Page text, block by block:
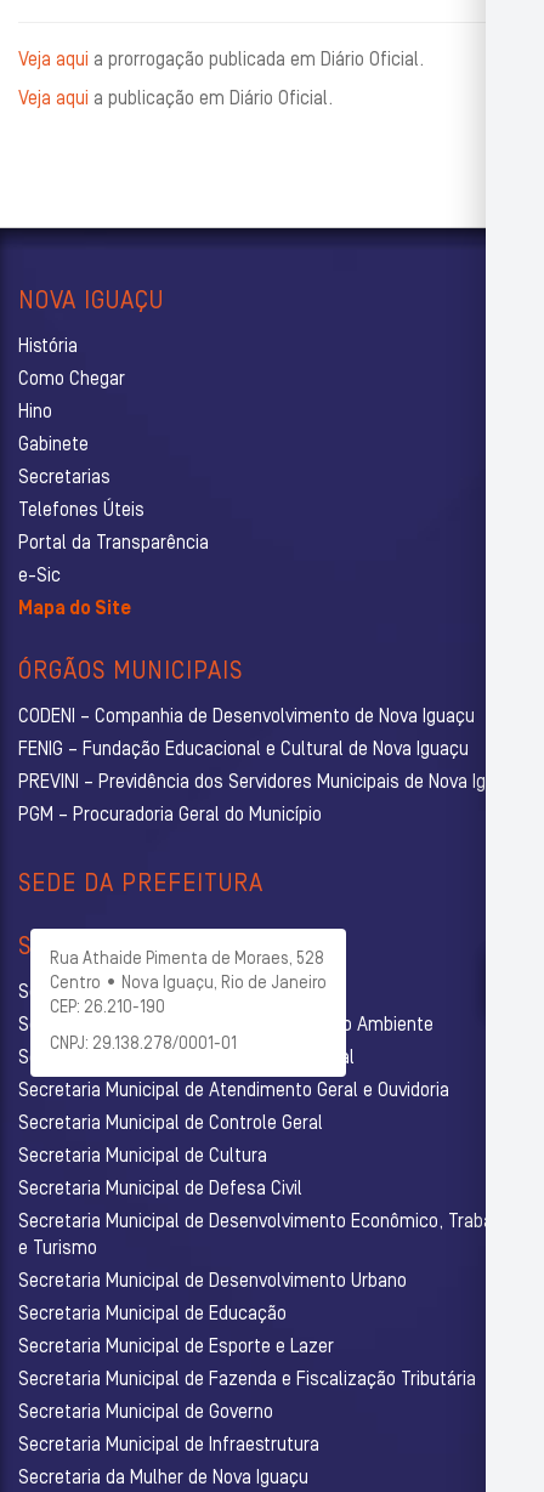
Veja aqui a prorrogação publicada em Diário Oficial.
Veja aqui a publicação em Diário Oficial.
NOVA IGUAÇU
História
Como Chegar
Hino
Gabinete
Secretarias
Telefones Úteis
Portal da Transparência
e-Sic
Mapa do Site
ÓRGÃOS MUNICIPAIS
CODENI – Companhia de Desenvolvimento de Nova Iguaçu
FENIG – Fundação Educacional e Cultural de Nova Iguaçu
PREVINI – Previdência dos Servidores Municipais de Nova Iguaçu
PGM – Procuradoria Geral do Município
SEDE DA PREFEITURA
Rua Athaide Pimenta de Moraes, 528
Centro • Nova Iguaçu, Rio de Janeiro
CEP: 26.210-190
CNPJ: 29.138.278/0001-01
SECRETARIAS
Secretaria Municipal de Administração
Secretaria Municipal de Agricultura e Meio Ambiente
Secretaria Municipal de Assistência Social
Secretaria Municipal de Atendimento Geral e Ouvidoria
Secretaria Municipal de Controle Geral
Secretaria Municipal de Cultura
Secretaria Municipal de Defesa Civil
Secretaria Municipal de Desenvolvimento Econômico, Trabalho
e Turismo
Secretaria Municipal de Desenvolvimento Urbano
Secretaria Municipal de Educação
Secretaria Municipal de Esporte e Lazer
Secretaria Municipal de Fazenda e Fiscalização Tributária
Secretaria Municipal de Governo
Secretaria Municipal de Infraestrutura
Secretaria da Mulher de Nova Iguaçu